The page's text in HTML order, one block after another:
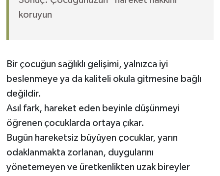
koruyun
Bir çocuğun sağlıklı gelişimi, yalnızca iyi
beslenmeye ya da kaliteli okula gitmesine bağlı
değildir.
Asıl fark, hareket eden beyinle düşünmeyi
öğrenen çocuklarda ortaya çıkar.
Bugün hareketsiz büyüyen çocuklar, yarın
odaklanmakta zorlanan, duygularını
yönetemeyen ve üretkenlikten uzak bireyler